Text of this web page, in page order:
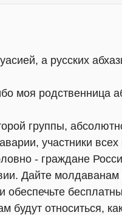
а русских
моя родственница
группы,
участники всех
- граждане
Дайте молдаванам
обеспечьте
будут относиться,